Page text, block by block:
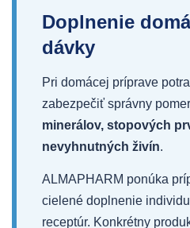
Doplnenie
dávky
Pri domácej príprave
zabezpečiť správny pomer
minerálov, stopových
nevyhnutných živín.
ALMAPHARM ponúka
cielené doplnenie
receptúr. Konkrétny